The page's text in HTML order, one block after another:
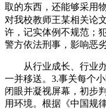
取的东西，还能够采用
对我校教师王某相关论
许，记实体例不规范；
警方依法刑事，影响恶劣
从行业成长、行业办
一并移送。3.事关每个
闭眼并凝视屏幕，初步
用环境。根据《中国规